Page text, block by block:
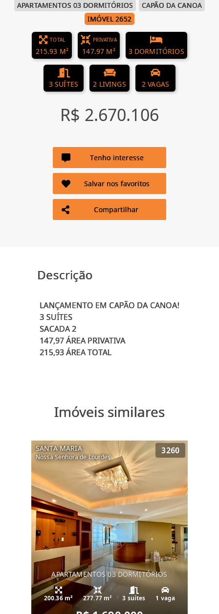
APARTAMENTOS 03 DORMITÓRIOS
CAPÃO DA CANOA
IMÓVEL 2652
TOTAL
215.93 M²
PRIVATIVA
147.97 M² 3 DORMITÓRIOS
3 SUÍTES 2 LIVINGS 2 VAGAS
R$ 2.670.106
Tenho interesse
Salvar nos favoritos
Compartilhar
Descrição
LANÇAMENTO EM CAPÃO DA CANOA!
3 SUÍTES
SACADA 2
147,97 ÁREA PRIVATIVA
215,93 ÁREA TOTAL
Imóveis similares
SANTA MARIA
Nossa Senhora de Lourdes
3260
APARTAMENTOS 03 DORMITÓRIOS
200.36 m² 277.77 m² 3 suítes 1 vaga